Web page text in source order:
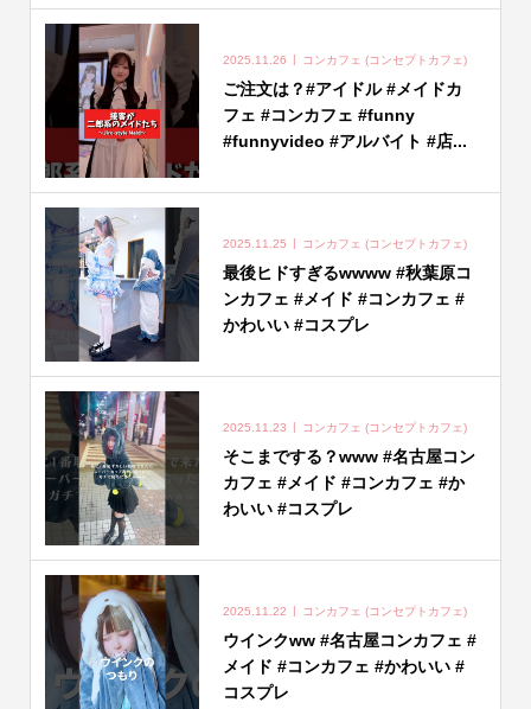
2025.11.26 コンカフェ (コンセプトカフェ)
ご注文は？#アイドル #メイドカ
フェ #コンカフェ #funny
#funnyvideo #アルバイト #店...
2025.11.25 コンカフェ (コンセプトカフェ)
最後ヒドすぎるwwww #秋葉原コ
ンカフェ #メイド #コンカフェ #
かわいい #コスプレ
2025.11.23 コンカフェ (コンセプトカフェ)
そこまでする？www #名古屋コン
カフェ #メイド #コンカフェ #か
わいい #コスプレ
2025.11.22 コンカフェ (コンセプトカフェ)
ウインクww #名古屋コンカフェ #
メイド #コンカフェ #かわいい #
コスプレ